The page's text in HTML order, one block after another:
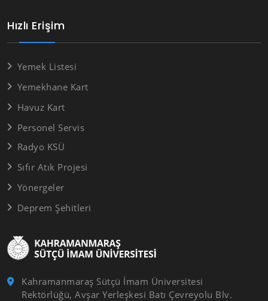
Kahramanmaraş Sütçü İmam Üniversitesi
Rektörlüğü, Avşar Yerleşkesi Batı Çevreyolu Blv.
Hızlı Erişim
Yemek Listesi
Yemekhane Kart
Havuz Kart
Personel Servis
Radyo KSÜ
Sıfır Atık Projesi
Yönergeler
Deprem Şehitleri